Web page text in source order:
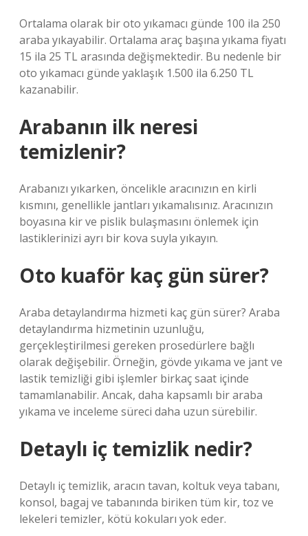
Ortalama olarak bir oto yıkamacı günde 100 ila 250
araba yıkayabilir. Ortalama araç başına yıkama fiyatı
15 ila 25 TL arasında değişmektedir. Bu nedenle bir
oto yıkamacı günde yaklaşık 1.500 ila 6.250 TL
kazanabilir.
Arabanın ilk neresi
temizlenir?
Arabanızı yıkarken, öncelikle aracınızın en kirli
kısmını, genellikle jantları yıkamalısınız. Aracınızın
boyasına kir ve pislik bulaşmasını önlemek için
lastiklerinizi ayrı bir kova suyla yıkayın.
Oto kuaför kaç gün sürer?
Araba detaylandırma hizmeti kaç gün sürer? Araba
detaylandırma hizmetinin uzunluğu,
gerçekleştirilmesi gereken prosedürlere bağlı
olarak değişebilir. Örneğin, gövde yıkama ve jant ve
lastik temizliği gibi işlemler birkaç saat içinde
tamamlanabilir. Ancak, daha kapsamlı bir araba
yıkama ve inceleme süreci daha uzun sürebilir.
Detaylı iç temizlik nedir?
Detaylı iç temizlik, aracın tavan, koltuk veya tabanı,
konsol, bagaj ve tabanında biriken tüm kir, toz ve
lekeleri temizler, kötü kokuları yok eder.